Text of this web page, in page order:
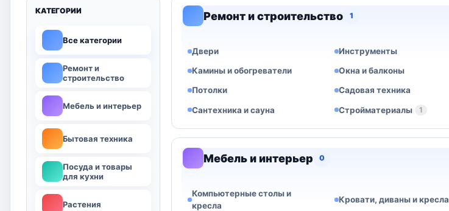
КАТЕГОРИИ
Все категории
Ремонт и
строительство
Мебель и интерьер
Бытовая техника
Посуда и товары
для кухни
Растения
Ремонт и строительство 1
Двери
Инструменты
Камины и обогреватели
Окна и балконы
Потолки
Садовая техника
Сантехника и сауна Стройматериалы 1
Мебель и интерьер 0
Компьютерные столы и
кресла
Кровати, диваны и кресла